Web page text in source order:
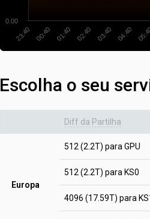
23:40 00:40 01:40 02:40 03:40 04:40
0.00
Escolha o seu
Diff da Partilha
Europa
512 (2.2T) para GPU
512 (2.2T) para KS0
4096 (17.59T) para